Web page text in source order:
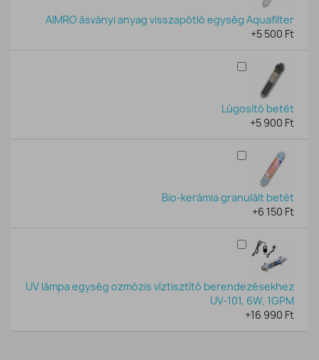
AIMRO ásványi anyag visszapótló egység Aquafilter
+5 500 Ft
Lúgosító betét
+5 900 Ft
Bio-kerámia granulált betét
+6 150 Ft
UV lámpa egység ozmózis víztisztító berendezésekhez
UV-101, 6W, 1GPM
+16 990 Ft